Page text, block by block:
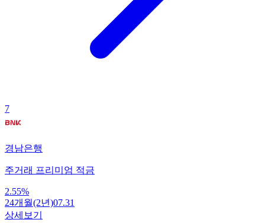
7
경남은행
주거래 프리미엄 적금
2.55%
24개월(2년)07.31
상세보기